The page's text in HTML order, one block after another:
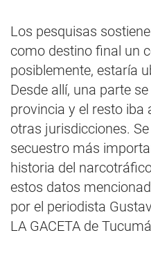
Los pesquisas
como destino final un
posiblemente, estaría
Desde allí, una parte
provincia y el resto iba
otras jurisdicciones.
secuestro más
historia del
estos datos
por el periodista
LA GACETA de